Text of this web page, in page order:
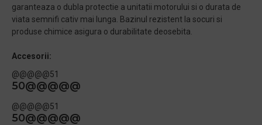
garanteaza o dubla protectie a unitatii motorului si o durata de
viata semnifi cativ mai lunga. Bazinul rezistent la socuri si
produse chimice asigura o durabilitate deosebita.
Accesorii:
@@@@@51
50@@@@@
@@@@@51
50@@@@@